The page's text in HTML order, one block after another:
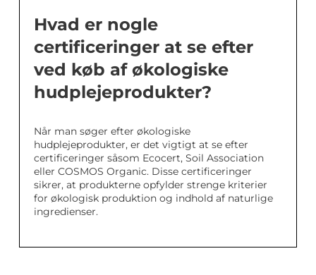
Hvad er nogle
certificeringer at se efter
ved køb af økologiske
hudplejeprodukter?
Når man søger efter økologiske
hudplejeprodukter, er det vigtigt at se efter
certificeringer såsom Ecocert, Soil Association
eller COSMOS Organic. Disse certificeringer
sikrer, at produkterne opfylder strenge kriterier
for økologisk produktion og indhold af naturlige
ingredienser.